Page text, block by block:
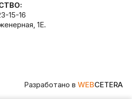
15-16
1Е.
Разработано вWEBCETERA